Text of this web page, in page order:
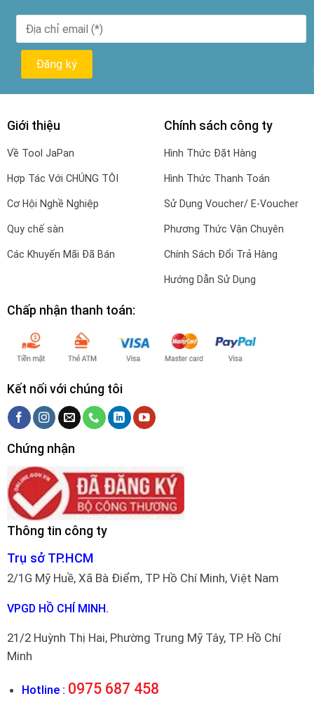
Giới thiệu
Về Tool JaPan
Hợp Tác Với CHÚNG TÔI
Cơ Hội Nghề Nghiệp
Quy chế sàn
Các Khuyến Mãi Đã Bán
Chính sách công ty
Hình Thức Đặt Hàng
Hình Thức Thanh Toán
Sử Dụng Voucher/ E-Voucher
Phương Thức Vận Chuyên
Chính Sách Đổi Trả Hàng
Hướng Dẫn Sử Dụng
Chấp nhận thanh toán:
Kết nối với chúng tôi
Chứng nhận
Thông tin công ty
Trụ sở TP.HCM
2/1G Mỹ Huề, Xã Bà Điểm, TP Hồ Chí Minh, Việt Nam
VPGD HỒ CHÍ MINH.
21/2 Huỳnh Thị Hai, Phường Trung Mỹ Tây, TP. Hồ Chí
Minh
Hotline : 0975 687 458